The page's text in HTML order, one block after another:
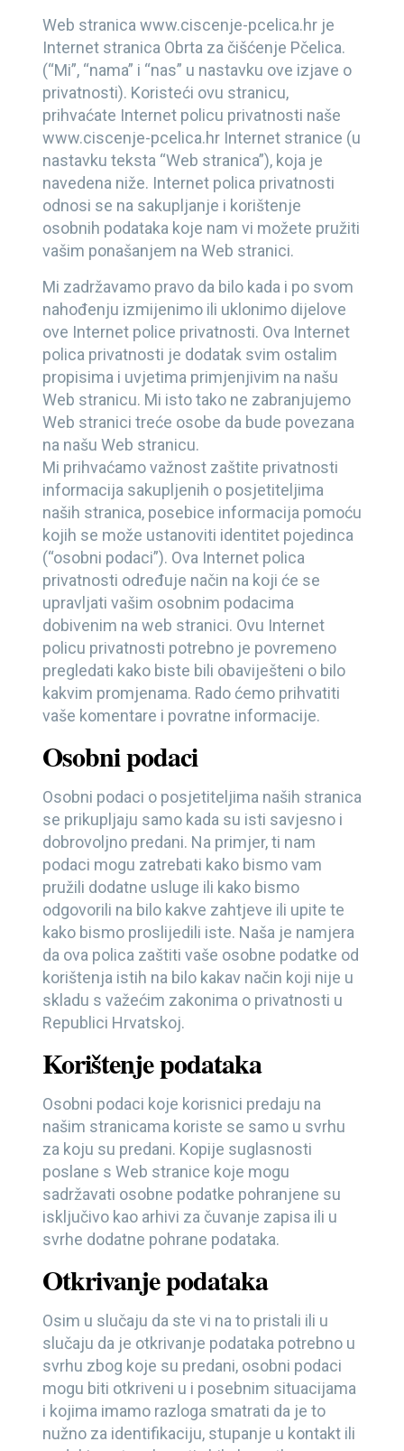
Web stranica www.ciscenje-pcelica.hrje
Internet stranica Obrta za čišćenje Pčelica.
(“Mi”, “nama” i “nas” u nastavku ove izjave o
privatnosti). Koristeći ovu stranicu,
prihvaćate Internet policu privatnosti naše
www.ciscenje-pcelica.hrInternet stranice (u
nastavku teksta “Web stranica”), koja je
navedena niže. Internet polica privatnosti
odnosi se na sakupljanje i korištenje
osobnih podataka koje nam vi možete pružiti
vašim ponašanjem na Web stranici.
Mi zadržavamo pravo da bilo kada i po svom
nahođenju izmijenimo ili uklonimo dijelove
ove Internet police privatnosti. Ova Internet
polica privatnosti je dodatak svim ostalim
propisima i uvjetima primjenjivim na našu
Web stranicu. Mi isto tako ne zabranjujemo
Web stranici treće osobe da bude povezana
na našu Web stranicu.
Mi prihvaćamo važnost zaštite privatnosti
informacija sakupljenih o posjetiteljima
naših stranica, posebice informacija pomoću
kojih se može ustanoviti identitet pojedinca
(“osobni podaci”). Ova Internet polica
privatnosti određuje način na koji će se
upravljati vašim osobnim podacima
dobivenim na web stranici. Ovu Internet
policu privatnosti potrebno je povremeno
pregledati kako biste bili obaviješteni o bilo
kakvim promjenama. Rado ćemo prihvatiti
vaše komentare i povratne informacije.
Osobni podaci
Osobni podaci o posjetiteljima naših stranica
se prikupljaju samo kada su isti savjesno i
dobrovoljno predani. Na primjer, ti nam
podaci mogu zatrebati kako bismo vam
pružili dodatne usluge ili kako bismo
odgovorili na bilo kakve zahtjeve ili upite te
kako bismo proslijedili iste. Naša je namjera
da ova polica zaštiti vaše osobne podatke od
korištenja istih na bilo kakav način koji nije u
skladu s važećim zakonima o privatnosti u
Republici Hrvatskoj.
Korištenje podataka
Osobni podaci koje korisnici predaju na
našim stranicama koriste se samo u svrhu
za koju su predani. Kopije suglasnosti
poslane s Web stranice koje mogu
sadržavati osobne podatke pohranjene su
isključivo kao arhivi za čuvanje zapisa ili u
svrhe dodatne pohrane podataka.
Otkrivanje podataka
Osim u slučaju da ste vi na to pristali ili u
slučaju da je otkrivanje podataka potrebno u
svrhu zbog koje su predani, osobni podaci
mogu biti otkriveni u i posebnim situacijama
i kojima imamo razloga smatrati da je to
nužno za identifikaciju, stupanje u kontakt ili